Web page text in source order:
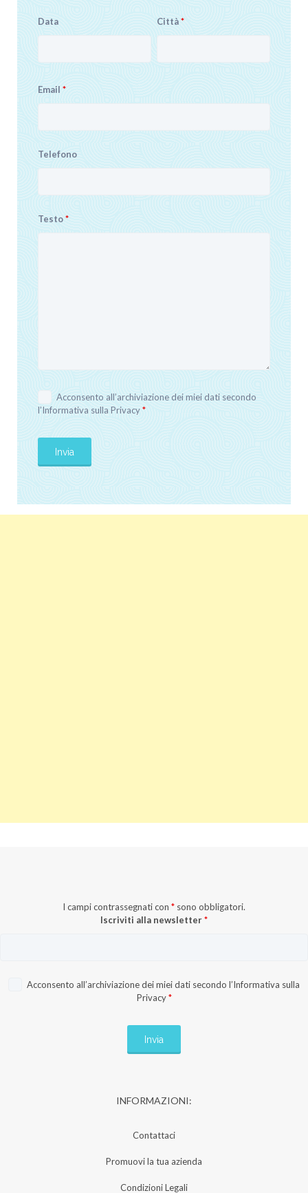
Data Città*
Email *
Telefono
Testo*
Acconsento all’archiviazione dei miei dati secondo
l’Informativa sulla Privacy*
I campi contrassegnati con * sono obbligatori.
Iscriviti alla newsletter*
Acconsento all’archiviazione dei miei dati secondo l’Informativa sulla
Privacy *
INFORMAZIONI:
Contattaci
Promuovi la tua azienda
Condizioni Legali